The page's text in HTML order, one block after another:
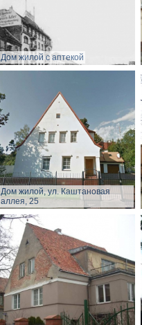
Дом жилой с аптекой
Дом жилой, ул. Каштановая
аллея, 25